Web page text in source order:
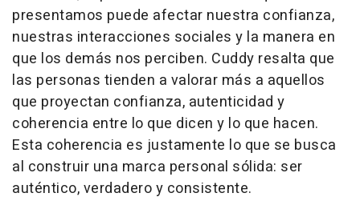
presentamos puede afectar nuestra confianza,
nuestras interacciones sociales y la manera en
que los demás nos perciben. Cuddy resalta que
las personas tienden a valorar más a aquellos
que proyectan confianza, autenticidad y
coherencia entre lo que dicen y lo que hacen.
Esta coherencia es justamente lo que se busca
al construir una marca personal sólida: ser
auténtico, verdadero y consistente.